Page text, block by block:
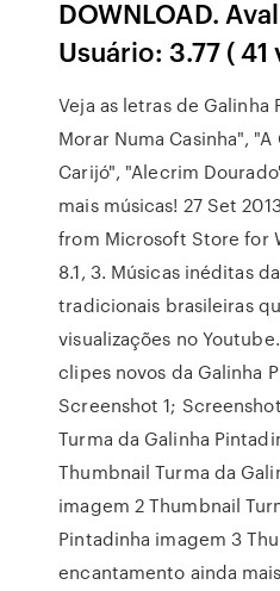
DOWNLOAD.
Usuário: 3.77 (
Veja as letras de Galinha
Morar Numa Casinha",
Carijó", "Alecrim
mais músicas! 27 Set
from Microsoft Store for
8.1, 3. Músicas inéditas
tradicionais brasileiras
visualizações no Youtube.
clipes novos da Galinha
Screenshot 1;
Turma da Galinha
Thumbnail Turma da
imagem 2 Thumbnail
Pintadinha imagem 3
encantamento ainda